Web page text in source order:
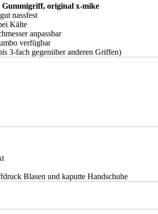
Gummigriff, original x-mike
nassfest
Kälte
anpassbar
verfügbar
3-fach gegenüber anderen Griffen)
Blasen und kaputte Handschuhe